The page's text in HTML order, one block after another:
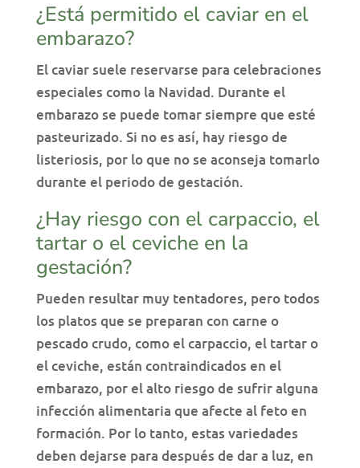
¿Está permitido el caviar en el
embarazo?
El caviar suele reservarse para celebraciones
especiales como la Navidad. Durante el
embarazo se puede tomar siempre que esté
pasteurizado. Si no es así, hay riesgo de
listeriosis, por lo que no se aconseja tomarlo
durante el periodo de gestación.
¿Hay riesgo con el carpaccio, el
tartar o el ceviche en la
gestación?
Pueden resultar muy tentadores, pero todos
los platos que se preparan con carne o
pescado crudo, como el carpaccio, el tartar o
el ceviche, están contraindicados en el
embarazo, por el alto riesgo de sufrir alguna
infección alimentaria que afecte al feto en
formación. Por lo tanto, estas variedades
deben dejarse para después de dar a luz, en